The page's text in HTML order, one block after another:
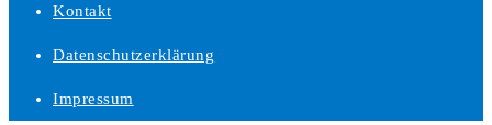
Kontakt
Datenschutzerklärung
Impressum